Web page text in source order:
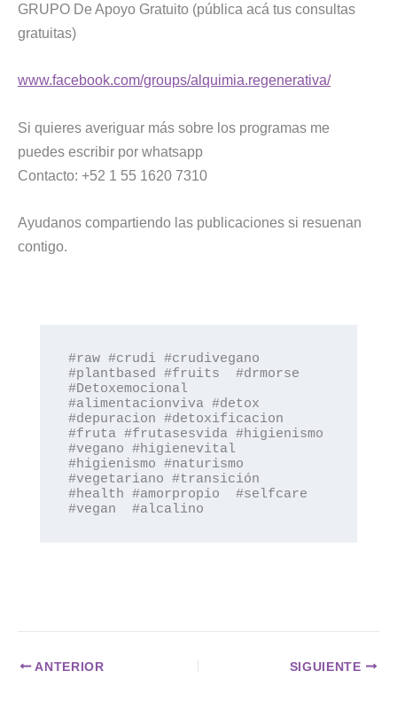
GRUPO De Apoyo Gratuito (pública acá tus consultas
gratuitas)
www.facebook.com/groups/alquimia.regenerativa/
Si quieres averiguar más sobre los programas me
puedes escribir por whatsapp
Contacto: +52 1 55 1620 7310
Ayudanos compartiendo las publicaciones si resuenan
contigo.
#raw #crudi #crudivegano
#plantbased #fruits  #drmorse
#Detoxemocional
#alimentacionviva #detox
#depuracion #detoxificacion
#fruta #frutasesvida #higienismo
#vegano #higienevital
#higienismo #naturismo
#vegetariano #transición
#health #amorpropio  #selfcare
#vegan  #alcalino
ANTERIOR SIGUIENTE